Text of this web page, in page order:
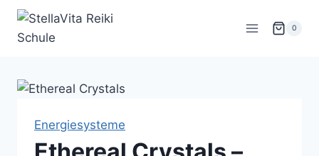
Zum
springen
0
Energiesysteme